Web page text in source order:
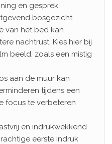
en gesprek.
bosgezicht
van het bed kan
nachtrust. Kies hier bij
beeld, zoals een mistig
aan de muur kan
tijdens een
focus te verbeteren
en indrukwekkend
eerste indruk